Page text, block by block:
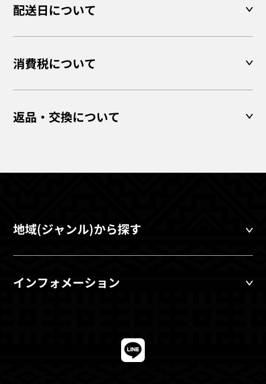
配送日について
消費税について
返品・交換について
地域(ジャンル)から探す
インフォメーション